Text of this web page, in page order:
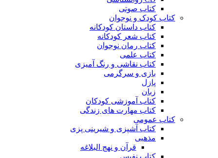
کتاب صوتی
کتاب کودک و نوجوان
کتاب داستان کودکانه
کتاب شعر کودکانه
کتاب رمان نوجوان
کتاب علمی
کتاب نقاشی و رنگ آمیزی
بازی و سرگرمی
پازل
زبان
کتاب آموزشی کودکان
کتاب مهارت های زندگی
کتاب عمومی
کتاب آشپزی و شیرینی پزی
مذهبی
قرآن و نهج البلاغه
کتاب نفیس